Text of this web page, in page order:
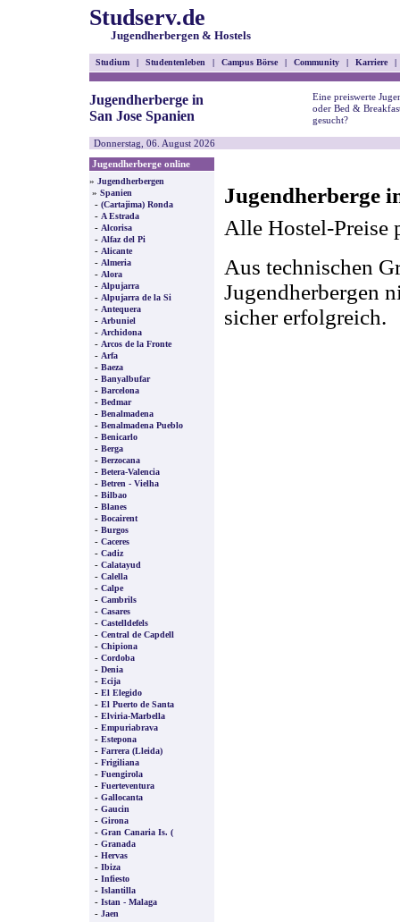
Studserv.de
Jugendherbergen & Hostels
Studium | Studentenleben | Campus Börse | Community | Karriere |
Jugendherberge in
San Jose Spanien
Eine preiswerte
oder Bed &
gesucht?
Donnerstag, 06. August 2026
Jugendherberge online
» Jugendherbergen
» Spanien
- (Cartajima) Ronda
- A Estrada
- Alcorisa
- Alfaz del Pi
- Alicante
- Almeria
- Alora
- Alpujarra
- Alpujarra de la Si
- Antequera
- Arbuniel
- Archidona
- Arcos de la Fronte
- Arfa
- Baeza
- Banyalbufar
- Barcelona
- Bedmar
- Benalmadena
- Benalmadena Pueblo
- Benicarlo
- Berga
- Berzocana
- Betera-Valencia
- Betren - Vielha
- Bilbao
- Blanes
- Bocairent
- Burgos
- Caceres
- Cadiz
- Calatayud
- Calella
- Calpe
- Cambrils
- Casares
- Castelldefels
- Central de Capdell
- Chipiona
- Cordoba
- Denia
- Ecija
- El Elegido
- El Puerto de Santa
- Elviria-Marbella
- Empuriabrava
- Estepona
- Farrera (Lleida)
- Frigiliana
- Fuengirola
- Fuerteventura
- Gallocanta
- Gaucin
- Girona
- Gran Canaria Is. (
- Granada
- Hervas
- Ibiza
- Infiesto
- Islantilla
- Istan - Malaga
- Jaen
Jugendherberge
Alle Hostel-Preise
Aus technischen
Jugendherbergen
sicher erfolgreich.